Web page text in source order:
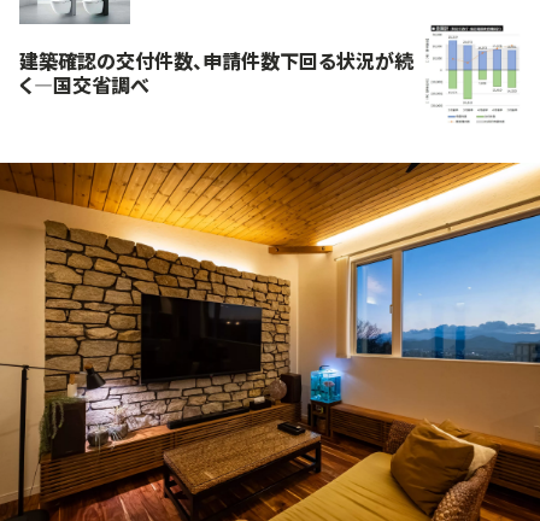
建築確認の交付件数、申請件数下回る状況が続
く―国交省調べ